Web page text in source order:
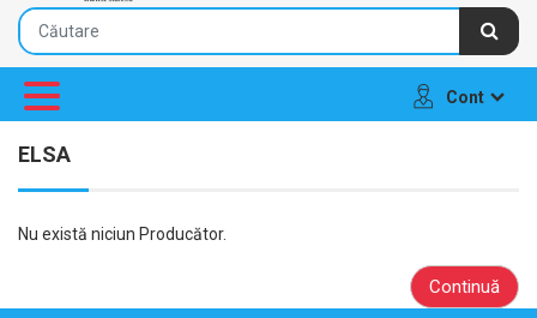
Cont
ELSA
Nu există niciun Producător.
Continuă